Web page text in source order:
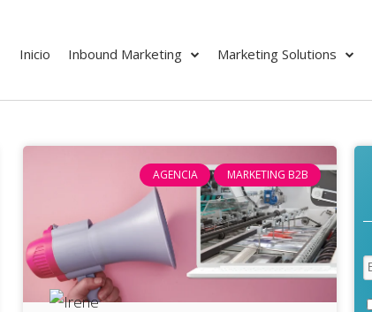
Inicio Inbound Marketing Marketing Solutions
AGENCIA MARKETING B2B